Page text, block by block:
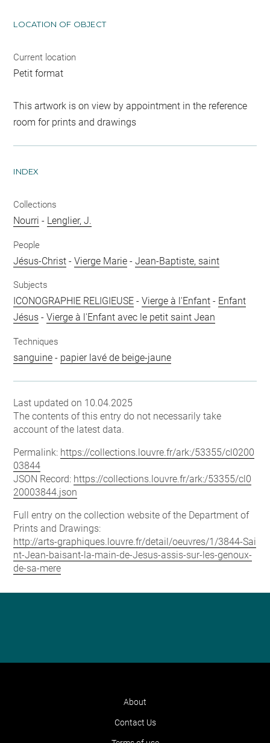
LOCATION OF OBJECT
Current location
Petit format
This artwork is on view by appointment in the reference
room for prints and drawings
INDEX
Collections
Nourri - Lenglier, J.
People
Jésus-Christ -Vierge Marie -Jean-Baptiste, saint
Subjects
ICONOGRAPHIE RELIGIEUSE -Vierge à l'Enfant - Enfant
Jésus -Vierge à l'Enfant avec le petit saint Jean
Techniques
sanguine - papier lavé de beige-jaune
Last updated on 10.04.2025
The contents of this entry do not necessarily take
account of the latest data.
Permalink: https://collections.louvre.fr/ark:/53355/cl0200
03844
JSON Record: https://collections.louvre.fr/ark:/53355/cl0
20003844.json
Full entry on the collection website of the Department of
Prints and Drawings:
http://arts-graphiques.louvre.fr/detail/oeuvres/1/3844-Sai
nt-Jean-baisant-la-main-de-Jesus-assis-sur-les-genoux-
de-sa-mere
About
Contact Us